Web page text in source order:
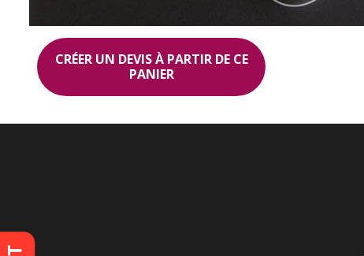
CRÉER UN DEVIS À PARTIR DE CE
PANIER